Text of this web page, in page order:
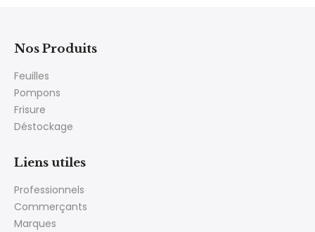
Nos Produits
Feuilles
Pompons
Frisure
Déstockage
Liens utiles
Professionnels
Commerçants
Marques